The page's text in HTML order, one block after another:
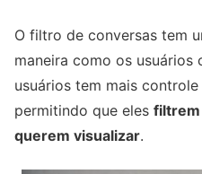
O filtro de conversas tem
maneira como os
usuários tem mais
permitindo que eles filtrem
querem visualizar.